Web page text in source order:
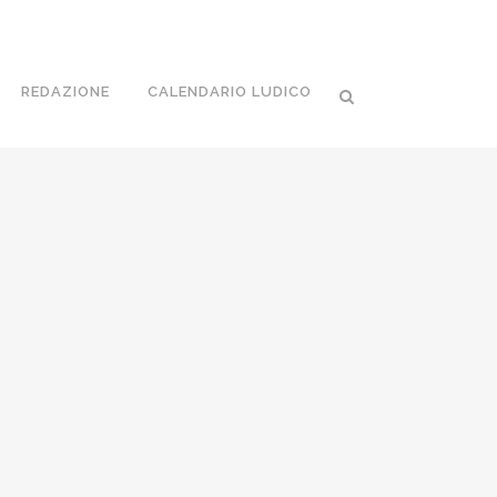
REDAZIONE CALENDARIO LUDICO